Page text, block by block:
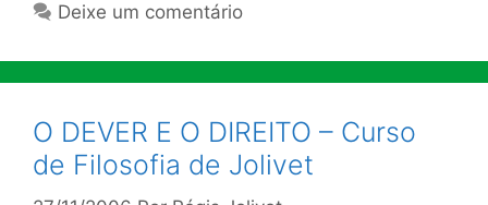
Deixe um comentário
O DEVER E O DIREITO – Curso
de Filosofia de Jolivet